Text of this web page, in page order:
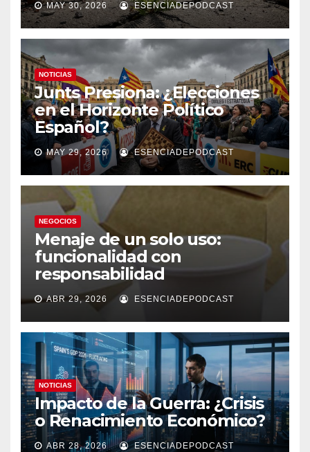
MAY 30, 2026 ESENCIADEPODCAST
NOTICIAS
Junts Presiona: ¿Elecciones
en el Horizonte Político
Español?
MAY 29, 2026 ESENCIADEPODCAST
NEGOCIOS
Menaje de un solo uso:
funcionalidad con
responsabilidad
ABR 29, 2026 ESENCIADEPODCAST
NOTICIAS
Impacto de la Guerra: ¿Crisis
o Renacimiento Económico?
ABR 28, 2026 ESENCIADEPODCAST